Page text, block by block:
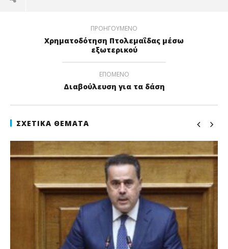
ΠΡΟΗΓΟΎΜΕΝΟ
Χρηματοδότηση Πτολεμαΐδας μέσω
εξωτερικού
ΕΠΌΜΕΝΟ
Διαβούλευση για τα δάση
ΣΧΕΤΙΚΆ ΘΈΜΑΤΑ